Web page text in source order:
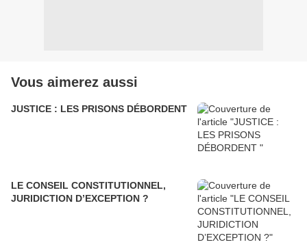
Vous aimerez aussi
JUSTICE : LES PRISONS DÉBORDENT
LE CONSEIL CONSTITUTIONNEL,
JURIDICTION D’EXCEPTION ?